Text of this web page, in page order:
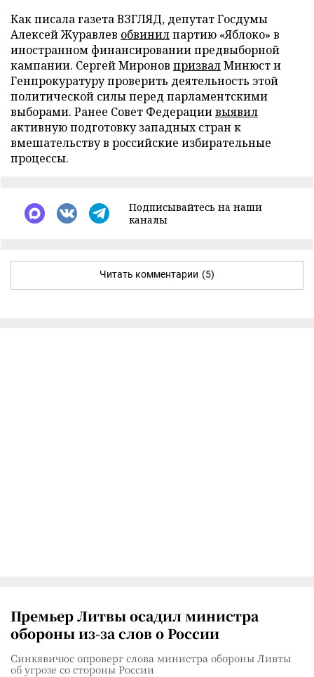
Как писала газета ВЗГЛЯД, депутат Госдумы
Алексей Журавлев обвинилпартию «Яблоко» в
иностранном финансировании предвыборной
кампании. Сергей Миронов призвалМинюст и
Генпрокуратуру проверить деятельность этой
политической силы перед парламентскими
выборами. Ранее Совет Федерациивыявил
активную подготовку западных стран к
вмешательству в российские избирательные
процессы.
Подписывайтесь на наши
каналы
Читать комментарии (5)
Премьер Литвы осадил министра
обороны из-за слов о России
Синкявичюс опроверг слова министра обороны Ливты
об угрозе со стороны России